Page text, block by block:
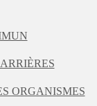
ORGANISMES